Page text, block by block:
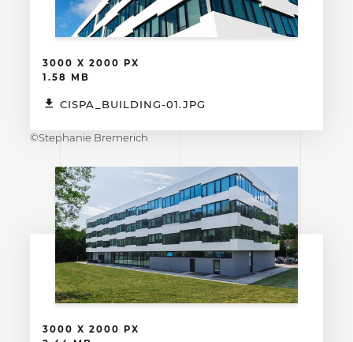
3000 X 2000 PX
1.58 MB
CISPA_BUILDING-01.JPG
©Stephanie Bremerich
3000 X 2000 PX